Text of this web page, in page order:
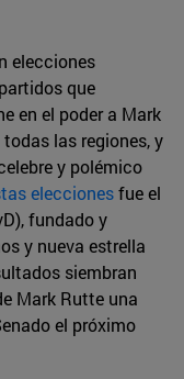
elecciones
que
en el poder a Mark
las regiones, y
y polémico
eleccionesfue el
fundado y
y nueva estrella
siembran
Mark Rutte una
el próximo